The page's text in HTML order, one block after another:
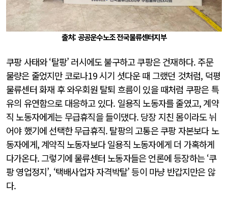
출처: 공공운수노조 전국물류센터지부
쿠팡 사태와 ‘탈팡’ 러시에도 불구하고 쿠팡은 건재하다. 주문
물량은 줄었지만 코로나19 시기 셧다운 때 그랬던 것처럼, 덕평
물류센터 화재 후 와우회원 탈퇴 흐름이 있을 때처럼 쿠팡은 특
유의 유연함으로 대응하고 있다. 일용직 노동자를 줄였고, 계약
직 노동자에게는 무급휴직을 들이댔다. 당장 지친 몸이라도 뉘
어야 했기에 선택한 무급휴직. 탈팡의 고통은 쿠팡 자본보다 노
동자에게, 계약직 노동자보다 일용직 노동자에게 더 가혹하게
다가온다. 그렇기에 물류센터 노동자들은 언론에 등장하는 ‘쿠
팡 영업정지’, ‘택배사업자 자격박탈’ 등이 마냥 반갑지만은 않
다.